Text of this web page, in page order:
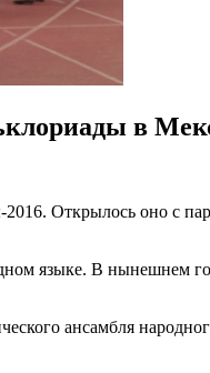
в
Открылось оно с
языке. В нынешнем
ансамбля